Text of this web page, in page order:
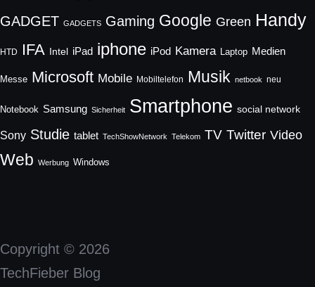
GADGET GADGETS Gaming Google Green Handy
HTD IFA Intel iPad iphone iPod Kamera Laptop Medien
Messe Microsoft Mobile Mobiltelefon Musik netbook neu
Notebook Samsung Sicherheit Smartphone social network
Sony Studie tablet TechShowNetwork Telekom TV Twitter Video
Web Werbung Windows
Copyright © 2026
TechFieber Blog